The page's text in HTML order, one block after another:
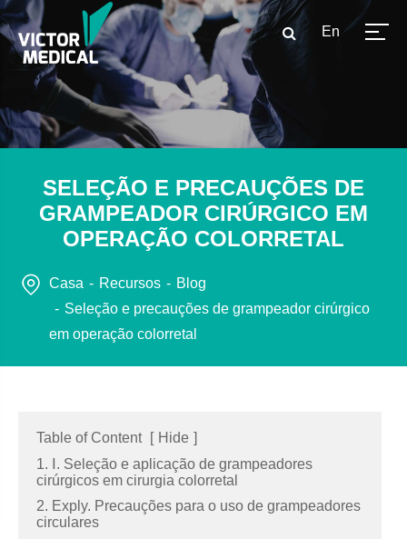
En
SELEÇÃO E PRECAUÇÕES DE
GRAMPEADOR CIRÚRGICO EM
OPERAÇÃO COLORRETAL
Casa Recursos
Blog
Seleção e precauções de grampeador cirúrgico
em operação colorretal
Table of Content [ Hide ]
1. Ⅰ. Seleção e aplicação de grampeadores
cirúrgicos em cirurgia colorretal
2. Exply. Precauções para o uso de grampeadores
circulares